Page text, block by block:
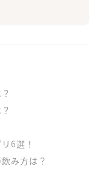
6選！
み方は？